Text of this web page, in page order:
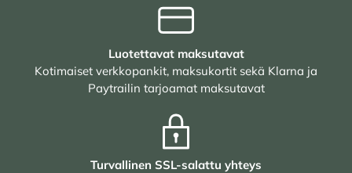
Luotettavat maksutavat
Kotimaiset verkkopankit, maksukortit sekä Klarna ja
Paytrailin tarjoamat maksutavat
Turvallinen SSL-salattu yhteys